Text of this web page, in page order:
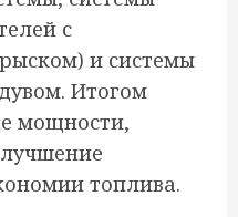
с
и системы
Итогом
мощности,
топлива.